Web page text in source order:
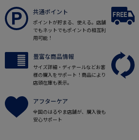
共通ポイント
ポイントが貯まる、使える。店舗
でもネットでもポイントの相互利
用可能！
豊富な商品情報
サイズ詳細・ディテールなどお客
様の購入をサポート！商品により
店頭在庫も表示。
アフターケア
全国のはるやま店舗が、購入後も
安心サポート